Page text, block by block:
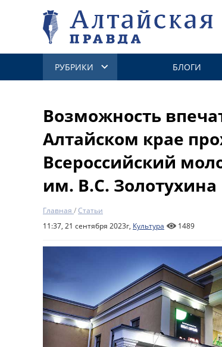
РУБРИКИ БЛОГИ
Возможность
Алтайском крае
Всероссийский
им. В.С. Золотухина
Главная /Статьи
11:37, 21 сентября 2023г, Культура 1489